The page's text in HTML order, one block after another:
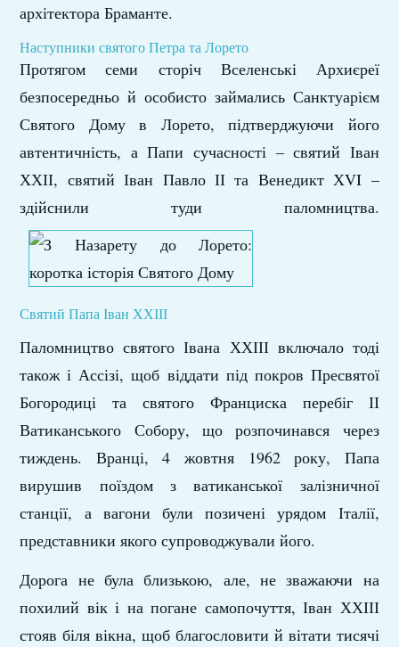
архітектора Браманте.
Наступники святого Петра та Лорето
Протягом семи сторіч Вселенські Архиєреї
безпосередньо й особисто займались Санктуарієм
Святого Дому в Лорето, підтверджуючи його
автентичність, а Папи сучасності – святий Іван
ХХІІ, святий Іван Павло ІІ та Венедикт ХVI –
здійснили туди паломництва.
Святий Папа Іван ХХІІІ
Паломництво святого Івана ХХІІІ включало тоді
також і Ассізі, щоб віддати під покров Пресвятої
Богородиці та святого Франциска перебіг ІІ
Ватиканського Собору, що розпочинався через
тиждень. Вранці, 4 жовтня 1962 року, Папа
вирушив поїздом з ватиканської залізничної
станції, а вагони були позичені урядом Італії,
представники якого супроводжували його.
Дорога не була близькою, але, не зважаючи на
похилий вік і на погане самопочуття, Іван ХХІІІ
стояв біля вікна, щоб благословити й вітати тисячі